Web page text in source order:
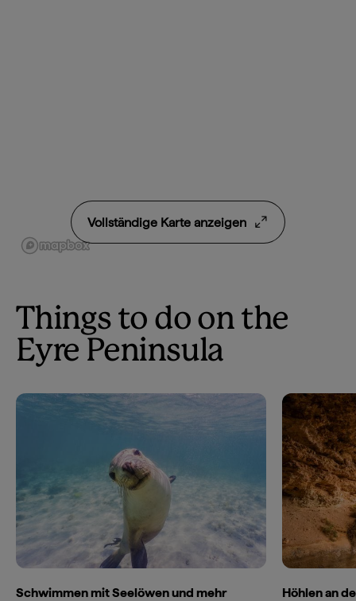
Vollständige Karte anzeigen
Things to do on the
Eyre Peninsula
Schwimmen mit Seelöwen und mehr
Höhlen an